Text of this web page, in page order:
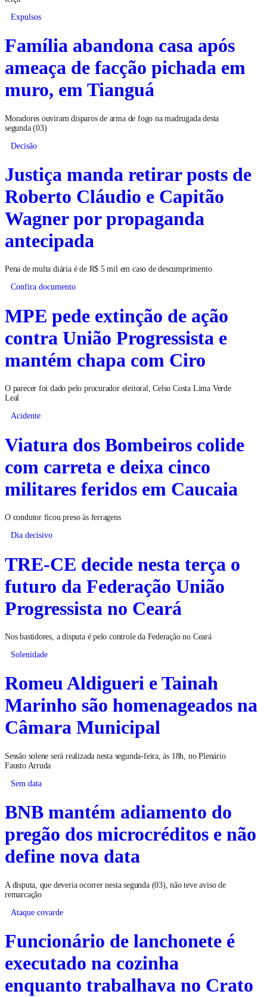
Expulsos
Família abandona casa após
ameaça de facção pichada em
muro, em Tianguá
Moradores ouviram disparos de arma de fogo na madrugada desta
segunda (03)
Decisão
Justiça manda retirar posts de
Roberto Cláudio e Capitão
Wagner por propaganda
antecipada
Pena de multa diária é de R$ 5 mil em caso de descumprimento
Confira documento
MPE pede extinção de ação
contra União Progressista e
mantém chapa com Ciro
O parecer foi dado pelo procurador eleitoral, Celso Costa Lima Verde
Leal
Acidente
Viatura dos Bombeiros colide
com carreta e deixa cinco
militares feridos em Caucaia
O condutor ficou preso às ferragens
Dia decisivo
TRE-CE decide nesta terça o
futuro da Federação União
Progressista no Ceará
Nos bastidores, a disputa é pelo controle da Federação no Ceará
Solenidade
Romeu Aldigueri e Tainah
Marinho são homenageados na
Câmara Municipal
Sessão solene será realizada nesta segunda-feira, às 18h, no Plenário
Fausto Arruda
Sem data
BNB mantém adiamento do
pregão dos microcréditos e não
define nova data
A disputa, que deveria ocorrer nesta segunda (03), não teve aviso de
remarcação
Ataque covarde
Funcionário de lanchonete é
executado na cozinha
enquanto trabalhava no Crato